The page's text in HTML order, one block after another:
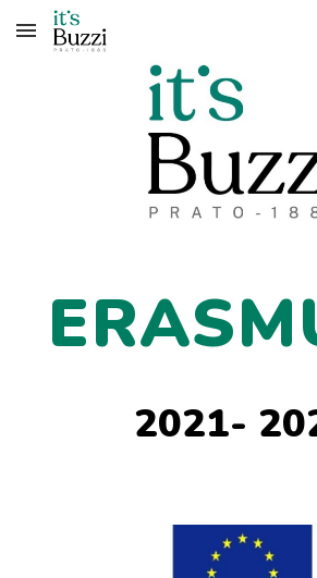
Skip to main content
2021-